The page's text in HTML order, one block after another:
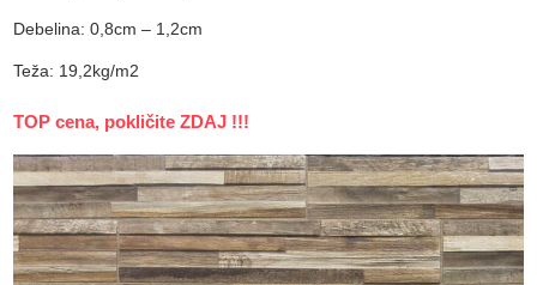
Debelina: 0,8cm – 1,2cm
Teža: 19,2kg/m2
TOP cena, pokličite ZDAJ !!!